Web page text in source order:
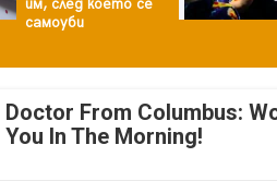
им, след което се
самоуби
Doctor From Columbus:
You In The Morning!